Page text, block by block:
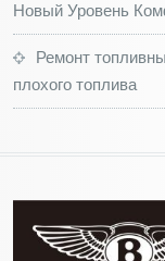
Новый Уровень
Ремонт
плохого топлива